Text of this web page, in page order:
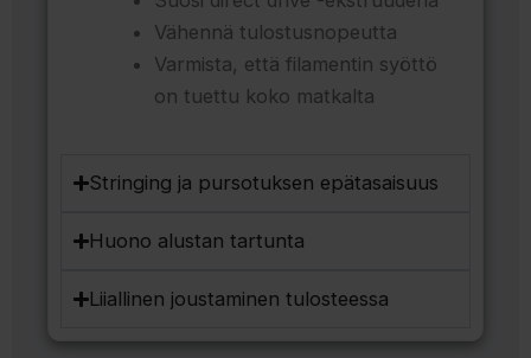
Vähennä tulostusnopeutta
Varmista, että filamentin syöttö
on tuettu koko matkalta
Stringing ja pursotuksen epätasaisuus
Huono alustan tartunta
Liiallinen joustaminen tulosteessa